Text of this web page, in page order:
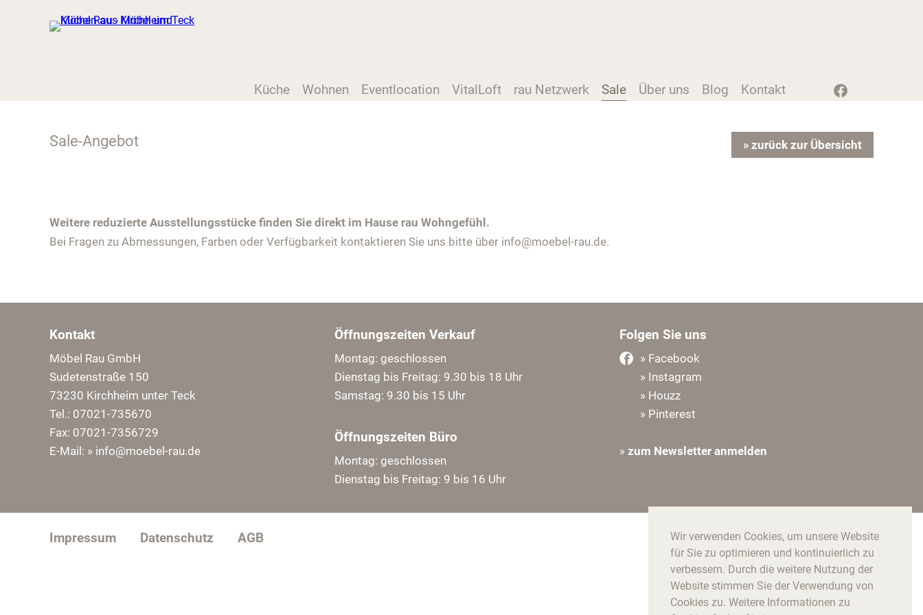
Wir verwenden Cookies, um unsere Website
für Sie zu optimieren und kontinuierlich zu
verbessern. Durch die weitere Nutzung der
Website stimmen Sie der Verwendung von
Cookies zu. Weitere Informationen zu
Küche Wohnen Eventlocation VitalLoft rau Netzwerk Sale Über uns Blog Kontakt
Sale-Angebot » zurück zur Übersicht
Weitere reduzierte Ausstellungsstücke finden Sie direkt im Hause rau Wohngefühl.
Bei Fragen zu Abmessungen, Farben oder Verfügbarkeit kontaktieren Sie uns bitte über info@moebel-rau.de.
Kontakt
Möbel Rau GmbH
Sudetenstraße 150
73230 Kirchheim unter Teck
Tel.: 07021-735670
Fax: 07021-7356729
E-Mail: » info@moebel-rau.de
Öffnungszeiten Verkauf
Montag: geschlossen
Dienstag bis Freitag: 9.30 bis 18 Uhr
Samstag: 9.30 bis 15 Uhr
Öffnungszeiten Büro
Montag: geschlossen
Dienstag bis Freitag: 9 bis 16 Uhr
Folgen Sie uns
» Facebook
» Instagram
» Houzz
» Pinterest
» zum Newsletter anmelden
Impressum Datenschutz AGB